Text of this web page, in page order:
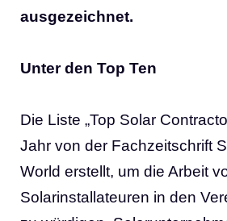
ausgezeichnet.
Unter den Top Ten
Die Liste „Top Solar
Jahr von der Fachzeitschrift
World erstellt, um die Arbeit
Solarinstallateuren in den